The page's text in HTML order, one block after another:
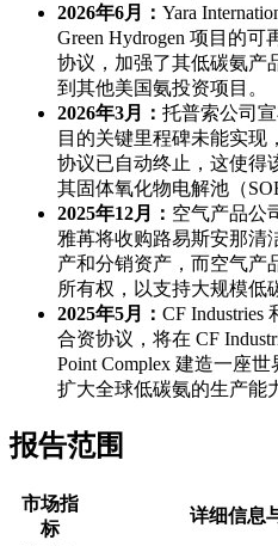
2026年6月： Yara
Green Hydrogen 项目的
协议，加强了其低碳氨产
到其他美国氨投资项目。
2026年3月： 托普索公司
目的关键里程碑未能实现
协议已自动终止，这使得
其固体氧化物电解池（
2025年12月： 空气产品公
雅苒将收购路易斯安那清
产和分销资产，而空气产
所有权，以支持大规模低
2025年5月： CF Industries
合资协议，将在 CF
Point Complex 建造一座
扩大全球低碳氨的生产能
报告范围
市场指
标
详细信息